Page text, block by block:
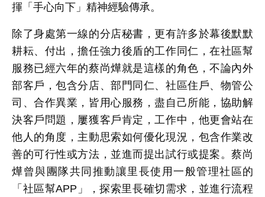
揮「手心向下」精神經驗傳承。
除了身處第一線的分店秘書，更有許多於幕後默默
耕耘、付出，擔任強力後盾的工作同仁，在社區幫
服務已經六年的蔡尚燁就是這樣的角色，不論內外
部客戶，包含分店、部門同仁、社區住戶、物管公
司、合作異業，皆用心服務，盡自己所能，協助解
決客戶問題，屢獲客戶肯定，工作中，他更會站在
他人的角度，主動思索如何優化現況，包含作業改
善的可行性或方法，並進而提出試行或提案。蔡尚
燁曾與團隊共同推動讓里長使用一般管理社區的
「社區幫APP 」，探索里長確切需求，並進行流程